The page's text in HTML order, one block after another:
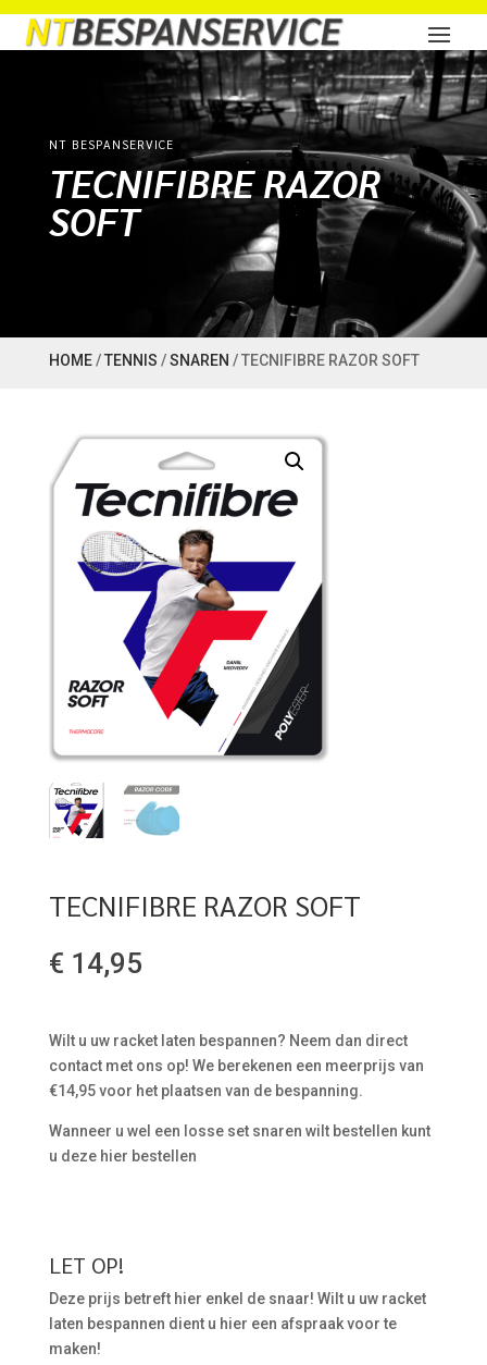
NT BESPANSERVICE
TECNIFIBRE RAZOR
SOFT
HOME/TENNIS /SNAREN / TECNIFIBRE RAZOR SOFT
TECNIFIBRE RAZOR SOFT
€ 14,95
Wilt u uw racket laten bespannen? Neem dan direct
contact met ons op! We berekenen een meerprijs van
€14,95 voor het plaatsen van de bespanning.
Wanneer u wel een losse set snaren wilt bestellen kunt
u deze hier bestellen
LET OP!
Deze prijs betreft hier enkel de snaar! Wilt u uw racket
laten bespannen dient u hier een afspraak voor te
maken!